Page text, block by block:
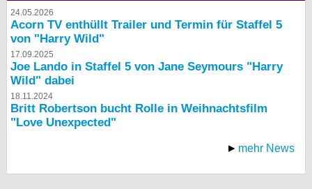
24.05.2026
Acorn TV enthüllt Trailer und Termin für Staffel 5
von "Harry Wild"
17.09.2025
Joe Lando in Staffel 5 von Jane Seymours "Harry
Wild" dabei
18.11.2024
Britt Robertson bucht Rolle in Weihnachtsfilm
"Love Unexpected"
mehr News
Kontakt
Nutzungsbedingungen
Datenschutz